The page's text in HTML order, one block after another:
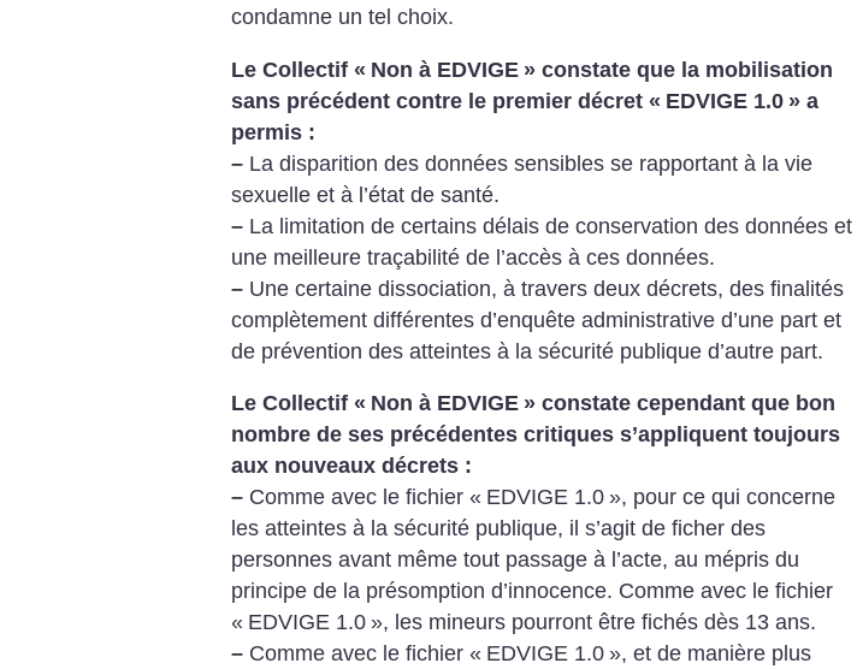
condamne un tel choix.
Le Collectif « Non à EDVIGE » constate que la mobilisation
sans précédent contre le premier décret « EDVIGE 1.0 » a
permis :
– La disparition des données sensibles se rapportant à la vie
sexuelle et à l’état de santé.
– La limitation de certains délais de conservation des données et
une meilleure traçabilité de l’accès à ces données.
– Une certaine dissociation, à travers deux décrets, des finalités
complètement différentes d’enquête administrative d’une part et
de prévention des atteintes à la sécurité publique d’autre part.
Le Collectif « Non à EDVIGE » constate cependant que bon
nombre de ses précédentes critiques s’appliquent toujours
aux nouveaux décrets :
– Comme avec le fichier « EDVIGE 1.0 », pour ce qui concerne
les atteintes à la sécurité publique, il s’agit de ficher des
personnes avant même tout passage à l’acte, au mépris du
principe de la présomption d’innocence. Comme avec le fichier
« EDVIGE 1.0 », les mineurs pourront être fichés dès 13 ans.
– Comme avec le fichier « EDVIGE 1.0 », et de manière plus